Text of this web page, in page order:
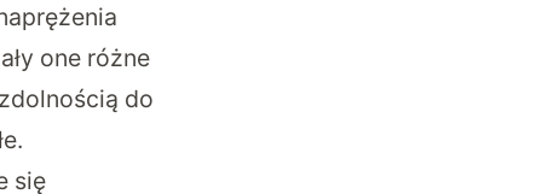
one różne
do
się